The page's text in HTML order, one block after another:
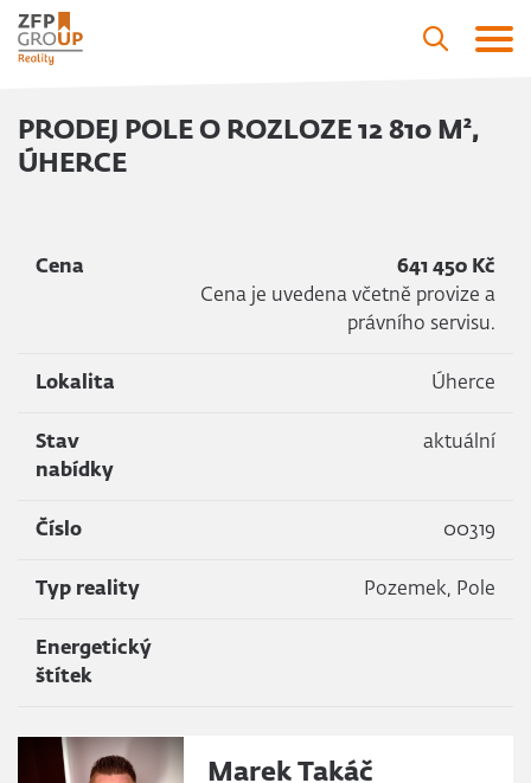
PRODEJ POLE O ROZLOZE 12 810 M²,
ÚHERCE
Cena
641 450 Kč
Cena je uvedena včetně provize a
právního servisu.
Lokalita Úherce
Stav
nabídky
aktuální
Číslo 00319
Typ reality Pozemek, Pole
Energetický
štítek
Marek Takáč